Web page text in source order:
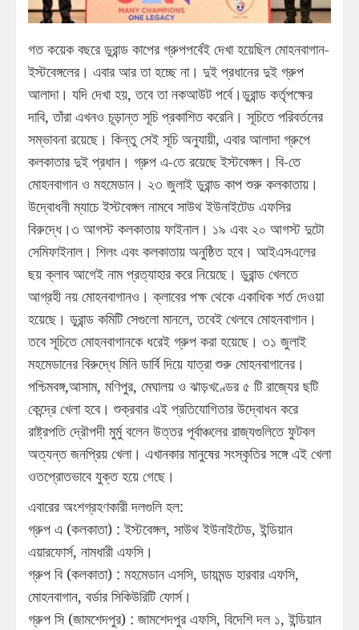
গত কয়েক বছরে ডুরান্ড কাপের গ্রুপপর্বেই দেখা হয়েছিল মোহনবাগান-
ইস্টবেঙ্গলের। এবার আর তা হচ্ছে না। দুই প্রধানের দুই গ্রুপ
আলাদা। যদি দেখা হয়, তবে তা নকআউট পর্বে।ডুরান্ড কর্তৃপক্ষের
দাবি, তাঁরা এখনও চূড়ান্ত সূচি প্রকাশিত করেনি। সূচিতে পরিবর্তনের
সম্ভাবনা রয়েছে। কিন্তু সেই সূচি অনুযায়ী, এবার আলাদা গ্রুপে
কলকাতার দুই প্রধান। গ্রুপ এ-তে রয়েছে ইস্টবেঙ্গল। বি-তে
মোহনবাগান ও মহমেডান। ২৩ জুলাই ডুরান্ড কাপ শুরু কলকাতায়।
উদ্বোধনী ম্যাচে ইস্টবেঙ্গল নামবে সাউথ ইউনাইটেড এফসির
বিরুদ্ধে।৩ আগস্ট কলকাতায় ফাইনাল। ১৯ এবং ২০ আগস্ট দুটো
সেমিফাইনাল। শিলং এবং কলকাতায় অনুষ্ঠিত হবে। আইএসএলের
ছয় ক্লাব আগেই নাম প্রত্যাহার করে নিয়েছে। ডুরান্ড খেলতে
আগ্রহী নয় মোহনবাগানও। ক্লাবের পক্ষ থেকে একাধিক শর্ত দেওয়া
হয়েছে। ডুরান্ড কমিটি সেগুলো মানলে, তবেই খেলবে মোহনবাগান।
তবে সূচিতে মোহনবাগানকে ধরেই গ্রুপ করা হয়েছে। ৩১ জুলাই
মহমেডানের বিরুদ্ধে মিনি ডার্বি দিয়ে যাত্রা শুরু মোহনবাগানের।
পশ্চিমবঙ্গ,আসাম, মণিপুর, মেঘালয় ও ঝাড়খণ্ডের ৫ টি রাজ্যের ছটি
কেন্দ্রে খেলা হবে। শুক্রবার এই প্রতিযোগিতার উদ্বোধন করে
রাষ্ট্রপতি দ্রৌপদী মুর্মু বলেন উত্তর পূর্বাঞ্চলের রাজ্যগুলিতে ফুটবল
অত্যন্ত জনপ্রিয় খেলা। এখানকার মানুষের সংস্কৃতির সঙ্গে এই খেলা
ওতপ্রোতভাবে যুক্ত হয়ে গেছে।
এবারের অংশগ্রহণকারী দলগুলি হল:
গ্রুপ এ (কলকাতা) : ইস্টবেঙ্গল, সাউথ ইউনাইটেড, ইন্ডিয়ান
এয়ারফোর্স, নামধারী এফসি।
গ্রুপ বি (কলকাতা) : মহমেডান এসসি, ডায়মন্ড হারবার এফসি,
মোহনবাগান, বর্ডার সিকিউরিটি ফোর্স।
গ্রুপ সি (জামশেদপুর) : জামশেদপুর এফসি, বিদেশি দল ১, ইন্ডিয়ান